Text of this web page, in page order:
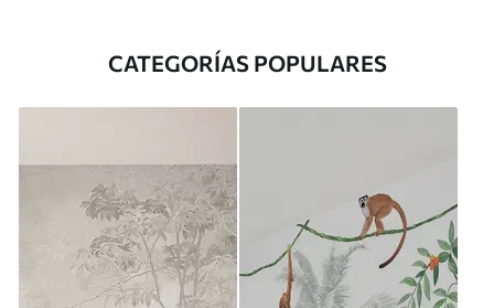
CATEGORÍAS POPULARES